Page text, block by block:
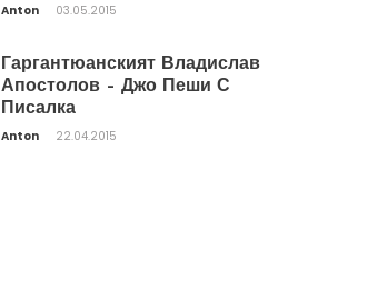
Anton 03.05.2015
Гаргантюанският Владислав
Апостолов – Джо Пеши С
Писалка
Anton 22.04.2015